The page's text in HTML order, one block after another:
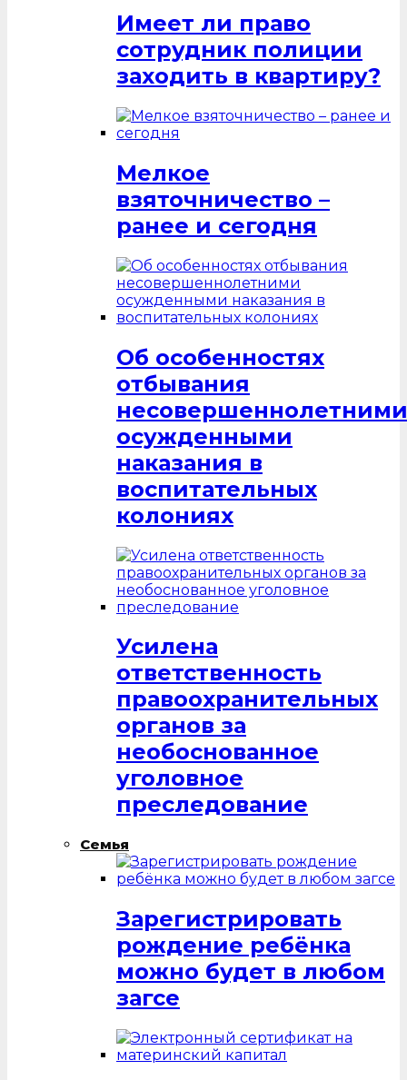
Имеет ли право
сотрудник полиции
заходить в квартиру?
Мелкое
взяточничество –
ранее и сегодня
Об особенностях
отбывания
несовершеннолетними
осужденными
наказания в
воспитательных
колониях
Усилена
ответственность
правоохранительных
органов за
необоснованное
уголовное
преследование
Семья
Зарегистрировать
рождение ребёнка
можно будет в любом
загсе